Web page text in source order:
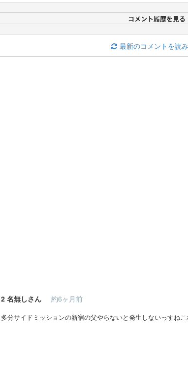
コメント履歴を見る
最新のコメントを読
2 名無しさん 約6ヶ月前
多分サイドミッションの新宿の父やらないと発生しないっすね